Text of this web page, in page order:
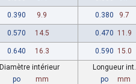
0.390 9.9 0.380 9.7
0.570 14.5 0.470 11.9
0.640 16.3 0.590 15.0
Diamètre intérieur
po
mm
Longueur int.
po
mm